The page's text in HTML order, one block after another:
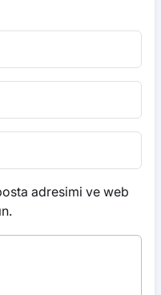
adresimi ve web